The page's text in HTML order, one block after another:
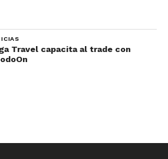
Travel capacita al trade con